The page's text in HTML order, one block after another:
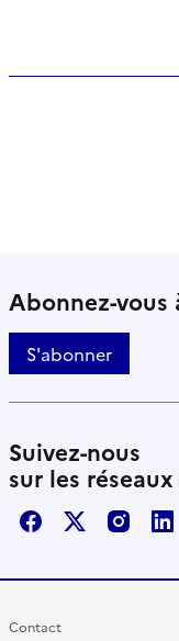
Abonnez-
S'abonner
Suivez-nous
sur les
FacebookX / Twitter
Contact